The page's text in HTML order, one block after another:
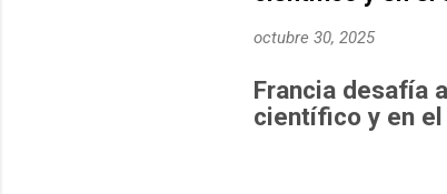
octubre 30, 2025
Francia desafía
científico y en